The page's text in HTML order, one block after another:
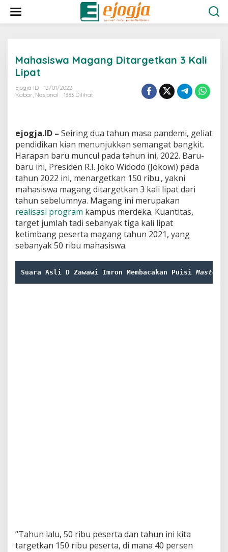
w
Mahasiswa Magang Ditargetkan 3 Kali
Lipat
Ejogja ID
12/01/2022
Kabar, Nasional 1363 Dilihat
ejogja.ID – Seiring dua tahun masa pandemi, geliat
pendidikan kian menunjukkan semangat bangkit.
Harapan baru muncul pada tahun ini, 2022. Baru-
baru ini, Presiden R.I. Joko Widodo (Jokowi) pada
tahun 2022 ini, menargetkan 150 ribu., yakni
mahasiswa magang ditargetkan 3 kali lipat dari
tahun sebelumnya. Magang ini merupakan
realisasi program kampus merdeka. Kuantitas,
target jumlah tadi sebanyak tiga kali lipat
ketimbang peserta magang tahun 2021, yang
sebanyak 50 ribu mahasiswa.
Suara Asli D Zawawi Imron Membacakan Puisi
“Tahun lalu, 50 ribu peserta dan tahun ini kita
targetkan 150 ribu peserta, di mana 40 persen